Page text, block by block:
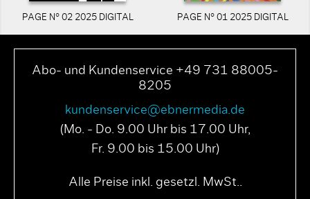
PAGE N° 02 2025 DIGITAL PAGE N° 01 2025 DIGITAL
Abo- und Kundenservice +49 731 88005-
8205
kundenservice@ebnermedia.de
(Mo. - Do. 9.00 Uhr bis 17.00 Uhr,
Fr. 9.00 bis 15.00 Uhr)
Alle Preise inkl. gesetzl. MwSt..